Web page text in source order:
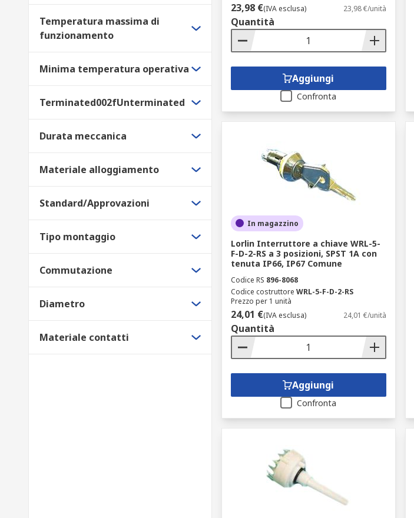
Temperatura massima di
funzionamento
Minima temperatura operativa
Terminated002fUnterminated
Durata meccanica
Materiale alloggiamento
Standard/Approvazioni
Tipo montaggio
Commutazione
Diametro
Materiale contatti
23,98 €(IVA esclusa) 23,98 €/unità
Quantità
Aggiungi
Confronta
In magazzino
Lorlin Interruttore a chiave WRL-5-
F-D-2-RS a 3 posizioni, SPST 1A con
tenuta IP66, IP67 Comune
Codice RS 896-8068
Codice costruttore WRL-5-F-D-2-RS
Prezzo per 1 unità
24,01 €(IVA esclusa) 24,01 €/unità
Quantità
Aggiungi
Confronta